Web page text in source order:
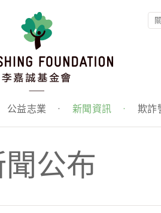
公益志業 · 新聞資訊 · 欺詐
公布